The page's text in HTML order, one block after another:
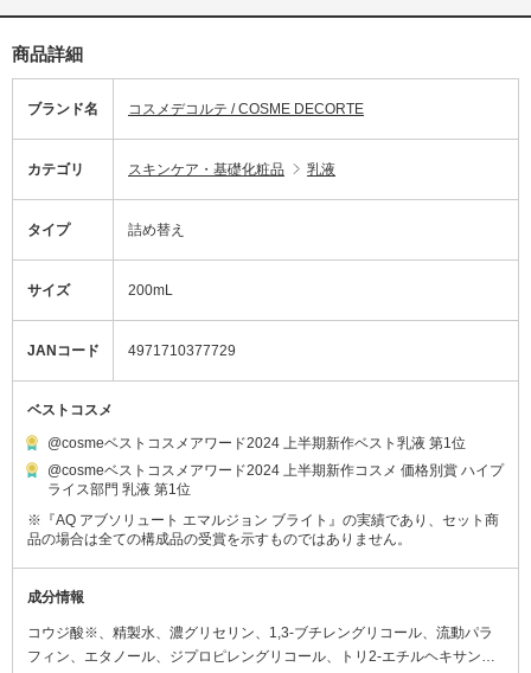
商品詳細
ブランド名 コスメデコルテ / COSME DECORTE
カテゴリ スキンケア・基礎化粧品 乳液
タイプ 詰め替え
サイズ 200mL
JANコード 4971710377729
ベストコスメ
@cosmeベストコスメアワード2024 上半期新作ベスト乳液 第1位
@cosmeベストコスメアワード2024 上半期新作コスメ 価格別賞 ハイプ
ライス部門 乳液 第1位
※『AQ アブソリュート エマルジョン ブライト』の実績であり、セット商
品の場合は全ての構成品の受賞を示すものではありません。
成分情報
コウジ酸※、精製水、濃グリセリン、1,3-ブチレングリコール、流動パラ
フィン、エタノール、ジプロピレングリコール、トリ2-エチルヘキサン酸